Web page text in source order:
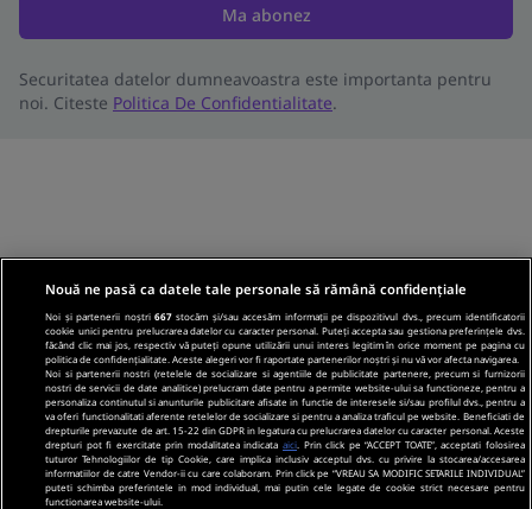
Ma abonez
Securitatea datelor dumneavoastra este importanta pentru
noi. Citeste Politica De Confidentialitate.
Nouă ne pasă ca datele tale personale să rămână confidențiale
Noi și partenerii noștri667 stocăm și/sau accesăm informații pe dispozitivul dvs., precum identificatorii
cookie unici pentru prelucrarea datelor cu caracter personal. Puteți accepta sau gestiona preferințele dvs.
făcând clic mai jos, respectiv vă puteți opune utilizării unui interes legitim în orice moment pe pagina cu
politica de confidențialitate. Aceste alegeri vor fi raportate partenerilor noștri și nu vă vor afecta navigarea.
Noi si partenerii nostri (retelele de socializare si agentiile de publicitate partenere, precum si furnizorii
nostri de servicii de date analitice) prelucram date pentru a permite website-ului sa functioneze, pentru a
personaliza continutul si anunturile publicitare afisate in functie de interesele si/sau profilul dvs., pentru a
va oferi functionalitati aferente retelelor de socializare si pentru a analiza traficul pe website. Beneficiati de
drepturile prevazute de art. 15-22 din GDPR in legatura cu prelucrarea datelor cu caracter personal. Aceste
drepturi pot fi exercitate prin modalitatea indicata aici . Prin click pe “ACCEPT TOATE”, acceptati folosirea
tuturor Tehnologiilor de tip Cookie, care implica inclusiv acceptul dvs. cu privire la stocarea/accesarea
informatiilor de catre Vendor-ii cu care colaboram. Prin click pe “VREAU SA MODIFIC SETARILE INDIVIDUAL”
puteti schimba preferintele in mod individual, mai putin cele legate de cookie strict necesare pentru
functionarea website-ului.